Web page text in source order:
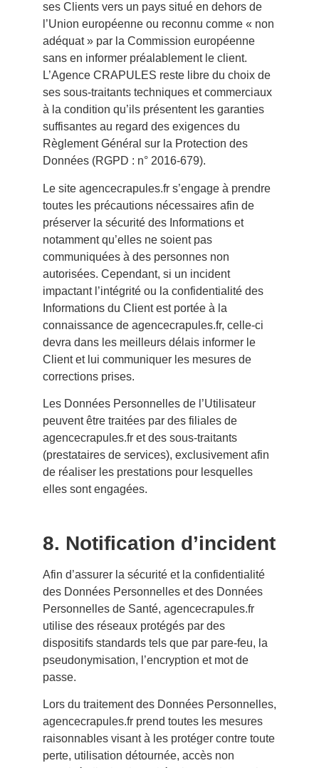
ses Clients vers un pays situé en dehors de
l’Union européenne ou reconnu comme « non
adéquat » par la Commission européenne
sans en informer préalablement le client.
L’Agence CRAPULES reste libre du choix de
ses sous-traitants techniques et commerciaux
à la condition qu’ils présentent les garanties
suffisantes au regard des exigences du
Règlement Général sur la Protection des
Données (RGPD : n° 2016-679).
Le site agencecrapules.fr s’engage à prendre
toutes les précautions nécessaires afin de
préserver la sécurité des Informations et
notamment qu’elles ne soient pas
communiquées à des personnes non
autorisées. Cependant, si un incident
impactant l’intégrité ou la confidentialité des
Informations du Client est portée à la
connaissance de agencecrapules.fr, celle-ci
devra dans les meilleurs délais informer le
Client et lui communiquer les mesures de
corrections prises.
Les Données Personnelles de l’Utilisateur
peuvent être traitées par des filiales de
agencecrapules.fr et des sous-traitants
(prestataires de services), exclusivement afin
de réaliser les prestations pour lesquelles
elles sont engagées.
8. Notification d’incident
Afin d’assurer la sécurité et la confidentialité
des Données Personnelles et des Données
Personnelles de Santé, agencecrapules.fr
utilise des réseaux protégés par des
dispositifs standards tels que par pare-feu, la
pseudonymisation, l’encryption et mot de
passe.
Lors du traitement des Données Personnelles,
agencecrapules.frprend toutes les mesures
raisonnables visant à les protéger contre toute
perte, utilisation détournée, accès non